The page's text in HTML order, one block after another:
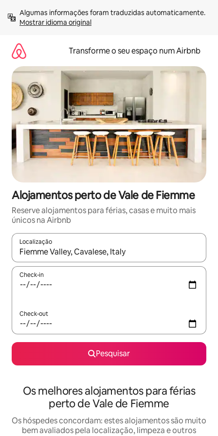
para
Mostrar idioma original
Transforme o seu espaço num Airbnb
Alojamentos perto de Vale de Fiemme
Reserve alojamentos para férias, casas e muito mais
únicos na Airbnb
Localização
Quando os resultados estiverem disponíveis, navegue com
Check-in
Check-out
Pesquisar
Os melhores alojamentos para férias
perto de Vale de Fiemme
Os hóspedes concordam: estes alojamentos são muito
bem avaliados pela localização, limpeza e outros